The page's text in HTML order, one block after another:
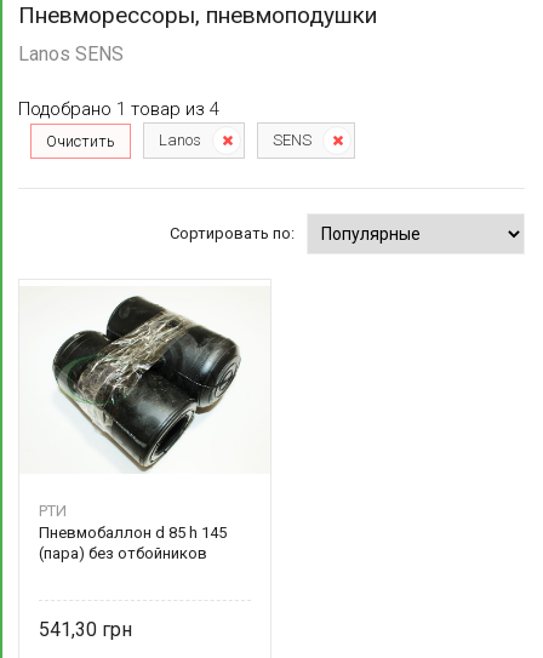
Пневморессоры, пневмоподушки
Lanos SENS
Подобрано 1 товар из 4
Очистить Lanos SENS
Сортировать по:
РТИ
Пневмобаллон d 85 h 145
(пара) без отбойников
541,30